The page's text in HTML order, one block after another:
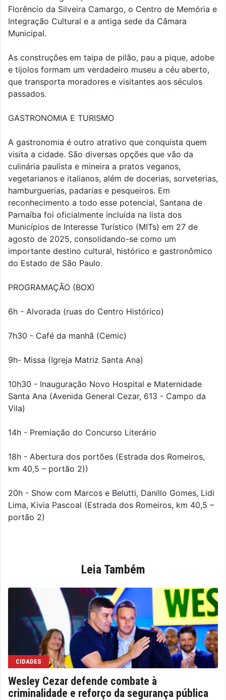
Florêncio da Silveira Camargo, o Centro de Memória e
Integração Cultural e a antiga sede da Câmara
Municipal.
As construções em taipa de pilão, pau a pique, adobe
e tijolos formam um verdadeiro museu a céu aberto,
que transporta moradores e visitantes aos séculos
passados.
GASTRONOMIA E TURISMO
A gastronomia é outro atrativo que conquista quem
visita a cidade. São diversas opções que vão da
culinária paulista e mineira a pratos veganos,
vegetarianos e italianos, além de docerias, sorveterias,
hamburguerias, padarias e pesqueiros. Em
reconhecimento a todo esse potencial, Santana de
Parnaíba foi oficialmente incluída na lista dos
Municípios de Interesse Turístico (MITs) em 27 de
agosto de 2025, consolidando-se como um
importante destino cultural, histórico e gastronômico
do Estado de São Paulo.
PROGRAMAÇÃO (BOX)
6h - Alvorada (ruas do Centro Histórico)
7h30 - Café da manhã (Cemic)
9h- Missa (Igreja Matriz Santa Ana)
10h30 - Inauguração Novo Hospital e Maternidade
Santa Ana (Avenida General Cezar, 613 - Campo da
Vila)
14h - Premiação do Concurso Literário
18h - Abertura dos portões (Estrada dos Romeiros,
km 40,5 – portão 2))
20h - Show com Marcos e Belutti, Danillo Gomes, Lidi
Lima, Kivia Pascoal (Estrada dos Romeiros, km 40,5 –
portão 2)
Leia Também
CIDADES
Wesley Cezar defende combate à
criminalidade e reforço da segurança pública